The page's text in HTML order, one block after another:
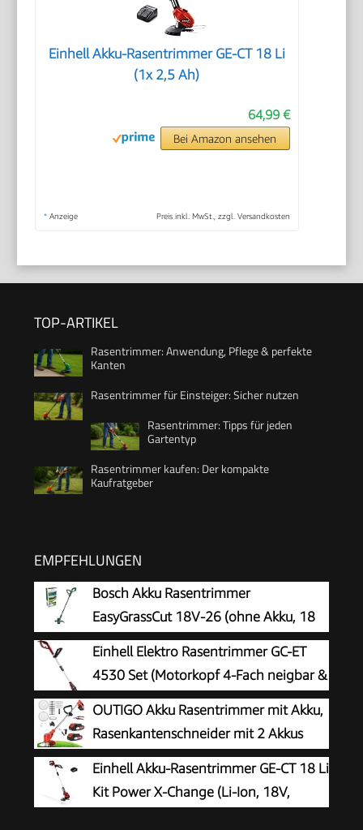
Einhell Akku-Rasentrimmer GE-CT 18 Li
(1x 2,5 Ah)
64,99 €
Bei Amazon ansehen
* Anzeige Preis inkl. MwSt., zzgl. Versandkosten
TOP-ARTIKEL
Rasentrimmer: Anwendung, Pflege & perfekte
Kanten
Rasentrimmer für Einsteiger: Sicher nutzen
Rasentrimmer: Tipps für jeden
Gartentyp
Rasentrimmer kaufen: Der kompakte
Kaufratgeber
EMPFEHLUNGEN
Bosch Akku Rasentrimmer
EasyGrassCut 18V-26 (ohne Akku, 18
Volt System, Schnittkreisdurchmesser:
26 cm, im Karton)
Einhell Elektro Rasentrimmer GC-ET
4530 Set (Motorkopf 4-Fach neigbar &
180° drehbar, Alu-Führungsholm
stufenlos teleskopierbar, Flowerguard)
OUTIGO Akku Rasentrimmer mit Akku,
Rasenkantenschneider mit 2 Akkus
21V und 4 Messertypen+1
Gartenschere, Verstellbarer Teleskop-
Führungsholm Desbrozadoraeléctrico
Einhell Akku-Rasentrimmer GE-CT 18 Li
Kit Power X-Change (Li-Ion, 18V,